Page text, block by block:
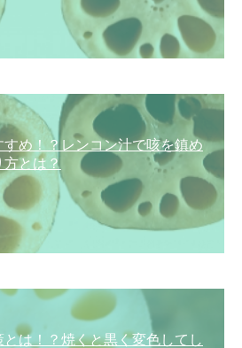
め！？レンコン汁で咳を鎮め
方とは？
は！？焼くと黒く変色してし